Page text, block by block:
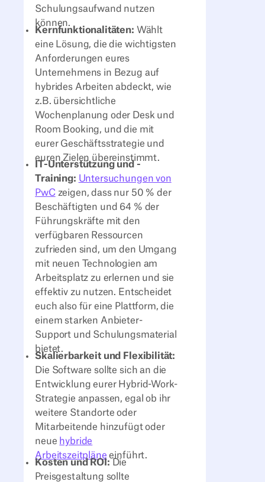
Schulungsaufwand nutzen
können.
Kernfunktionalitäten: Wählt
eine Lösung, die die wichtigsten
Anforderungen eures
Unternehmens in Bezug auf
hybrides Arbeiten abdeckt, wie
z.B. übersichtliche
Wochenplanung oder Desk und
Room Booking, und die mit
eurer Geschäftsstrategie und
euren Zielen übereinstimmt.
IT-Unterstützung und -
Training: Untersuchungen von
PwCzeigen, dass nur 50 % der
Beschäftigten und 64 % der
Führungskräfte mit den
verfügbaren Ressourcen
zufrieden sind, um den Umgang
mit neuen Technologien am
Arbeitsplatz zu erlernen und sie
effektiv zu nutzen. Entscheidet
euch also für eine Plattform, die
einem starken Anbieter-
Support und Schulungsmaterial
bietet.
Skalierbarkeit und Flexibilität:
Die Software sollte sich an die
Entwicklung eurer Hybrid-Work-
Strategie anpassen, egal ob ihr
weitere Standorte oder
Mitarbeitende hinzufügt oder
neue hybride
Arbeitszeitpläne einführt.
Kosten und ROI: Die
Preisgestaltung sollte